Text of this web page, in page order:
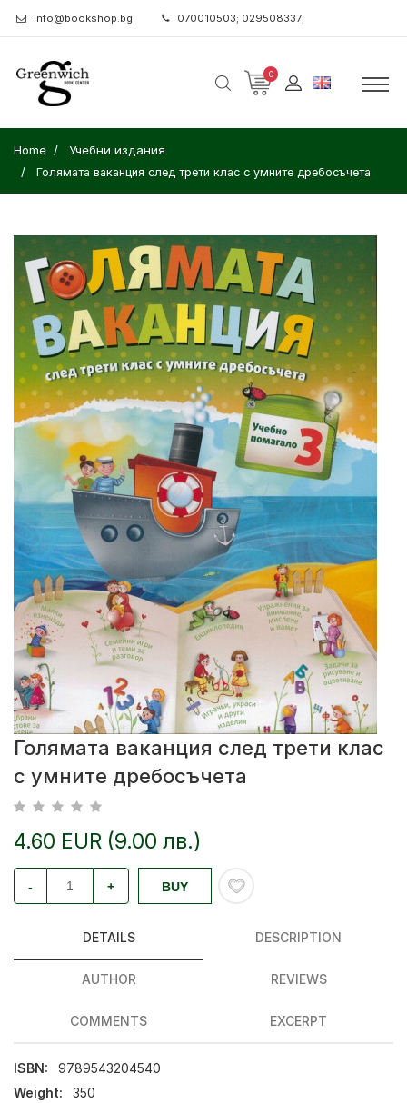
info@bookshop.bg 070010503; 029508337;
0
Home Учебни издания
Голямата ваканция след трети клас с умните дребосъчета
Голямата ваканция след трети клас
с умните дребосъчета
4.60 EUR (9.00 лв.)
- + BUY
DETAILS DESCRIPTION
AUTHOR REVIEWS
COMMENTS EXCERPT
ISBN:
9789543204540
Weight:
350